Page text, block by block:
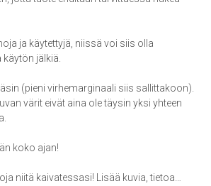
ja käytettyjä, niissä voi siis olla
jälkiä.
(pieni virhemarginaali siis sallittakoon).
värit eivät aina ole täysin yksi yhteen
koko ajan!
niitä kaivatessasi! Lisää kuvia, tietoa…